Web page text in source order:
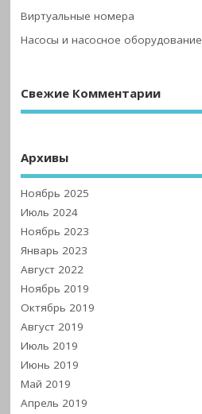
Виртуальные номера
Насосы и насосное оборудование
Свежие Комментарии
Архивы
Ноябрь 2025
Июль 2024
Ноябрь 2023
Январь 2023
Август 2022
Ноябрь 2019
Октябрь 2019
Август 2019
Июль 2019
Июнь 2019
Май 2019
Апрель 2019